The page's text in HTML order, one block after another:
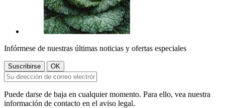
Infórmese de nuestras últimas noticias y ofertas especiales
Puede darse de baja en cualquier momento. Para ello, vea nuestra
información de contacto en el aviso legal.